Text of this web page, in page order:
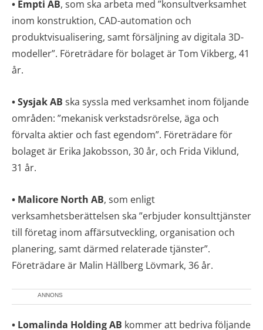
• Empti AB, som ska arbeta med ”konsultverksamhet
inom konstruktion, CAD-automation och
produktvisualisering, samt försäljning av digitala 3D-
modeller”. Företrädare för bolaget är Tom Vikberg, 41
år.
• Sysjak AB ska syssla med verksamhet inom följande
områden: ”mekanisk verkstadsrörelse, äga och
förvalta aktier och fast egendom”. Företrädare för
bolaget är Erika Jakobsson, 30 år, och Frida Viklund,
31 år.
• Malicore North AB, som enligt
verksamhetsberättelsen ska ”erbjuder konsulttjänster
till företag inom affärsutveckling, organisation och
planering, samt därmed relaterade tjänster”.
Företrädare är Malin Hällberg Lövmark, 36 år.
ANNONS
• Lomalinda Holding AB kommer att bedriva följande